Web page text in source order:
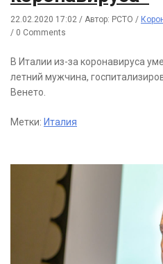
22.02.2020 17:02 / Автор: РСТО /
/ 0 Comments
В Италии из-за коронавируса
летний мужчина,
Венето.
Метки: Италия